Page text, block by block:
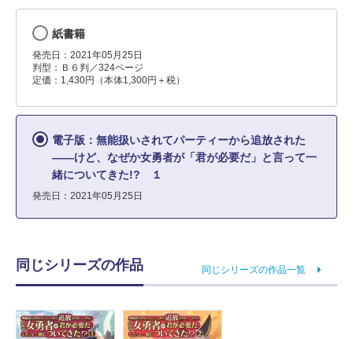
紙書籍
発売日：2021年05月25日
判型：Ｂ６判／324ページ
定価：1,430円（本体1,300円＋税）
電子版：無能扱いされてパーティーから追放された
――けど、なぜか女勇者が「君が必要だ」と言って一
緒についてきた!? １
発売日：2021年05月25日
同じシリーズの作品 同じシリーズの作品一覧